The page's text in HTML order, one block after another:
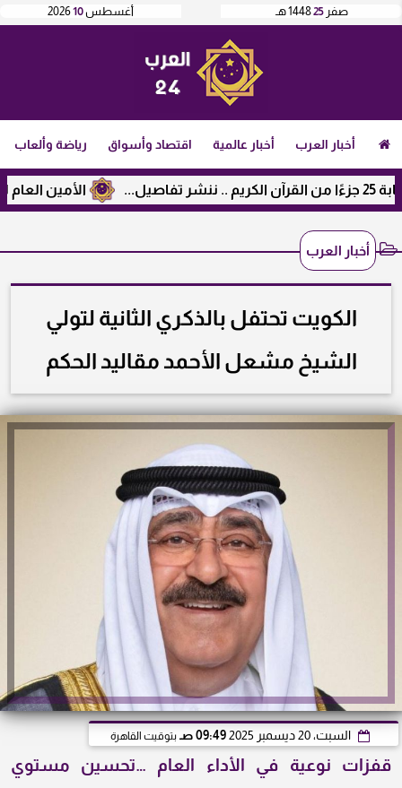
أغسطس10
2026 صفر 251448 هـ
أخبار العرب أخبار عالمية اقتصاد وأسواق رياضة وألعاب
الأمين العام لرابطة
أخبار العرب
الكويت تحتفل بالذكري الثانية لتولي
الشيخ مشعل الأحمد مقاليد الحكم
السبت، 20 ديسمبر 2025 09:49 صـ بتوقيت القاهرة
قفزات نوعية في الأداء العام …تحسين مستوي